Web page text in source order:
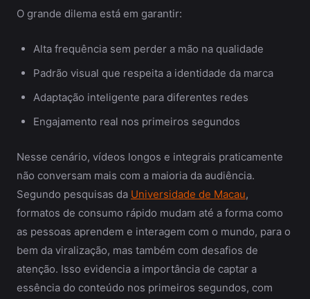
O grande dilema está em garantir:
Alta frequência sem perder a mão na qualidade
Padrão visual que respeita a identidade da marca
Adaptação inteligente para diferentes redes
Engajamento real nos primeiros segundos
Nesse cenário, vídeos longos e integrais praticamente
não conversam mais com a maioria da audiência.
Segundo pesquisas da Universidade de Macau,
formatos de consumo rápido mudam até a forma como
as pessoas aprendem e interagem com o mundo, para o
bem da viralização, mas também com desafios de
atenção. Isso evidencia a importância de captar a
essência do conteúdo nos primeiros segundos, com